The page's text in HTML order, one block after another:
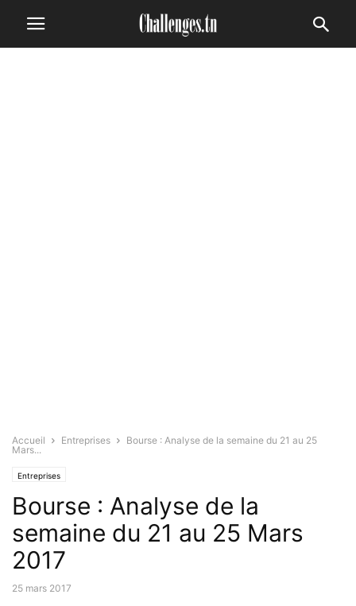
Accueil Entreprises
Bourse : Analyse de la semaine du 21 au 25
Mars...
Entreprises
Bourse : Analyse de la
semaine du 21 au 25 Mars
2017
25 mars 2017